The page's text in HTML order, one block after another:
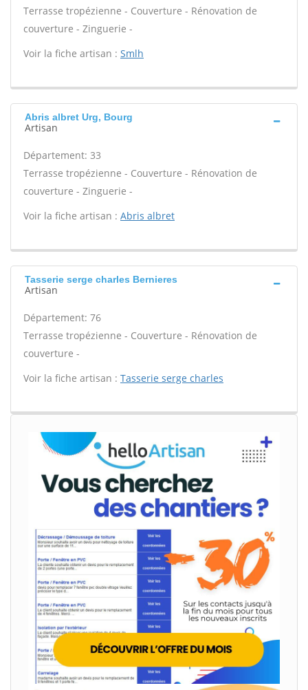
Terrasse tropézienne - Couverture - Rénovation de
couverture - Zinguerie -
Voir la fiche artisan : Smlh
Abris albret Urg, Bourg
Artisan
Département: 33
Terrasse tropézienne - Couverture - Rénovation de
couverture - Zinguerie -
Voir la fiche artisan : Abris albret
Tasserie serge charles Bernieres
Artisan
Département: 76
Terrasse tropézienne - Couverture - Rénovation de
couverture -
Voir la fiche artisan : Tasserie serge charles